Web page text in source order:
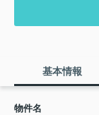
基本情報
物件名